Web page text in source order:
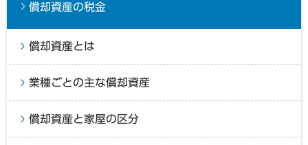
償却資産の税金
償却資産とは
業種ごとの主な償却資産
償却資産と家屋の区分